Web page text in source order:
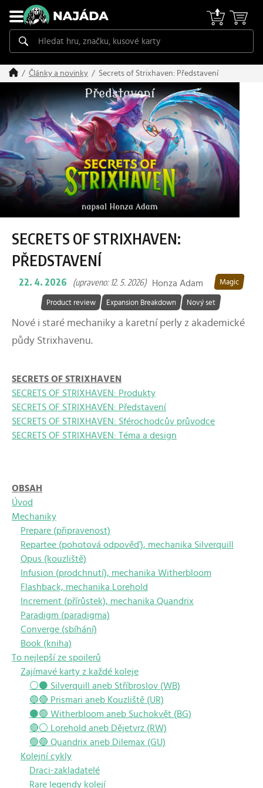
Články a novinky Secrets of Strixhaven: Představení
SECRETS OF STRIXHAVEN:
PŘEDSTAVENÍ
22. 4. 2026 (upraveno: 12. 5. 2026) Honza Adam Magic
Product review Expansion Breakdown Nový set
Nové i staré mechaniky a karetní perly z akademické
půdy Strixhavenu.
SECRETS OF STRIXHAVEN
SECRETS OF STRIXHAVEN: Produkty
SECRETS OF STRIXHAVEN: Představení
SECRETS OF STRIXHAVEN: Sférochodcův průvodce
SECRETS OF STRIXHAVEN: Téma a design
OBSAH
Úvod
Mechaniky
Prepare (připravenost)
Repartee (pohotová odpověď), mechanika Silverquill
Opus (kouzliště)
Infusion (prodchnutí), mechanika Witherbloom
Flashback, mechanika Lorehold
Increment (přírůstek), mechanika Quandrix
Paradigm (paradigma)
Converge (sbíhání)
Book (kniha)
To nejlepší ze spoilerů
Zajímavé karty z každé koleje
⚪⚫ Silverquill aneb Stříbroslov (WB)
🔵🔴 Prismari aneb Kouzliště (UR)
⚫🟢 Witherbloom aneb Suchokvět (BG)
🔴⚪ Lorehold aneb Dějetvrz (RW)
🟢🔵 Quandrix aneb Dilemax (GU)
Kolejní cykly
Draci-zakladatelé
Rare legendy kolejí